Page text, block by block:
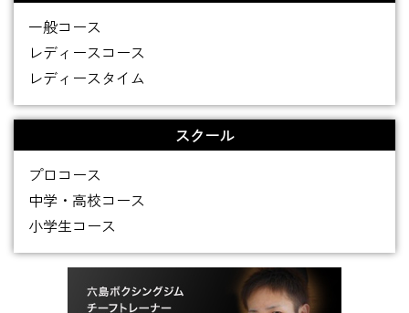
一般コース
レディースコース
レディースタイム
スクール
プロコース
中学・高校コース
小学生コース